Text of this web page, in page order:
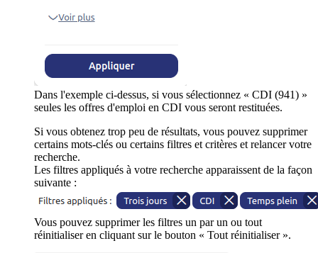
Dans l'exemple ci-dessus, si vous sélectionnez « CDI (941) »
seules les offres d'emploi en CDI vous seront restituées.
Si vous obtenez trop peu de résultats, vous pouvez supprimer
certains mots-clés ou certains filtres et critères et relancer votre
recherche.
Les filtres appliqués à votre recherche apparaissent de la façon
suivante :
Vous pouvez supprimer les filtres un par un ou tout
réinitialiser en cliquant sur le bouton « Tout réinitialiser ».